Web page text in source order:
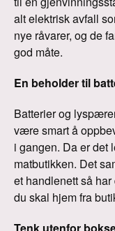
alt elektrisk avfall
nye råvarer, og de
god måte.
En beholder til
Batterier og
være smart å
i gangen. Da er det
matbutikken. Det
et handlenett så
du skal hjem fra